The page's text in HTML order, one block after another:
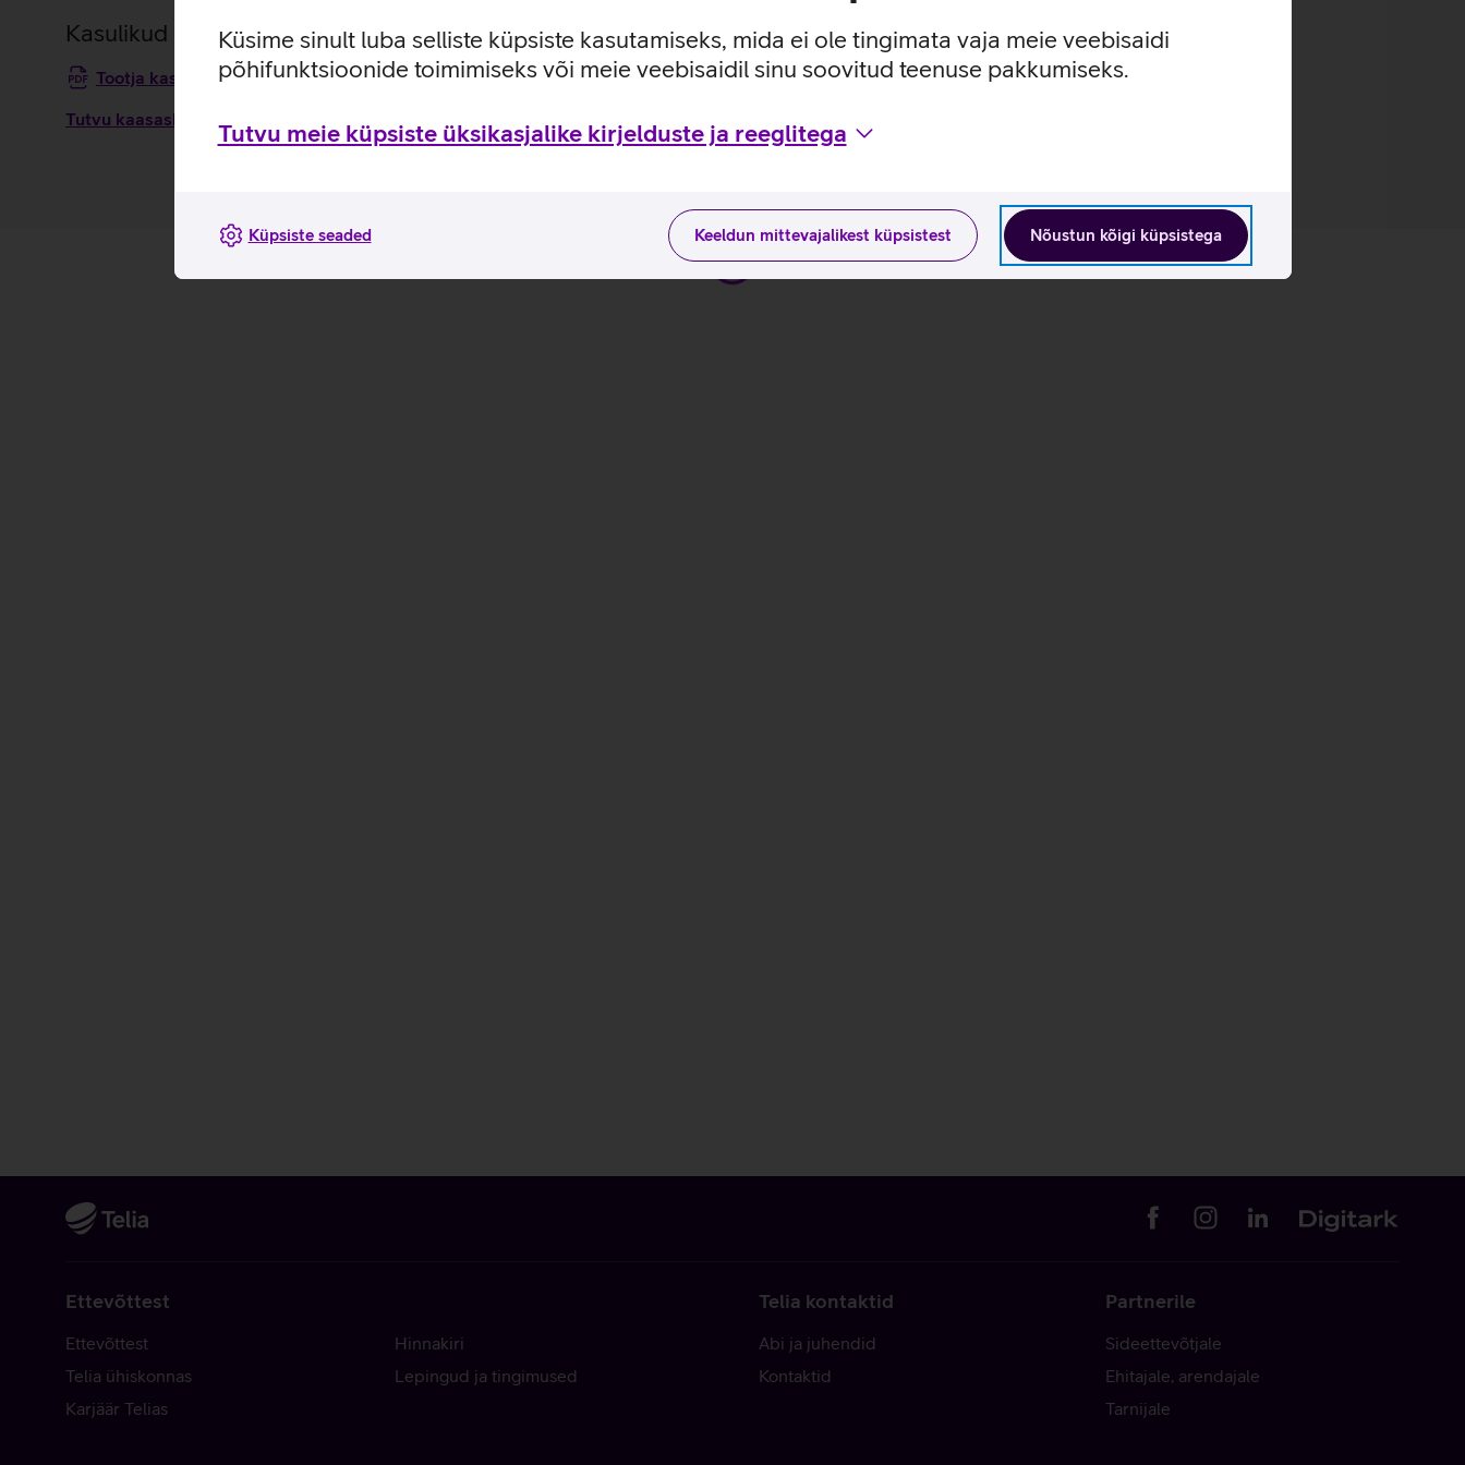
Küsime sinult luba selliste küpsiste kasutamiseks, mida ei ole tingimata vaja meie veebisaidi
põhifunktsioonide toimimiseks või meie veebisaidil sinu soovitud teenuse pakkumiseks.
Tutvu meie küpsiste üksikasjalike kirjelduste ja reeglitega
Nõustun kõigi küpsistega
Keeldun mittevajalikest küpsistest
Küpsiste seaded
Kasulikud lingid
Tootja kasutusjuhend kaasaskantavale päikesepaneelile Anker SOLIX PS200_EST
Tutvu kaasaskantava päikesepaneeli Anker PS200 omaduste ja kasutusviisidega tootja kodulehel
Ettevõttest
Ettevõttest
Telia ühiskonnas
Karjäär Telias
Hinnakiri
Lepingud ja tingimused
Telia kontaktid
Abi ja juhendid
Kontaktid
Partnerile
Sideettevõtjale
Ehitajale, arendajale
Tarnijale